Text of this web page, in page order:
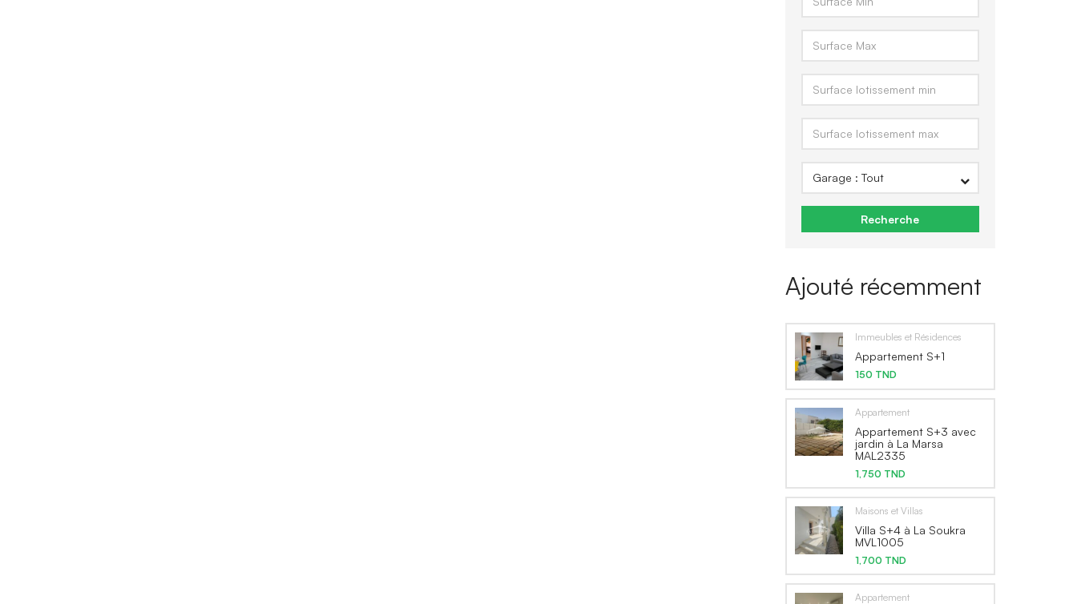
Recherche
Ajouté récemment
Immeubles et Résidences
Appartement S+1
150 TND
Appartement
Appartement S+3 avec
jardin à La Marsa
MAL2335
1,750 TND
Maisons et Villas
Villa S+4 à La Soukra
MVL1005
1,700 TND
Appartement